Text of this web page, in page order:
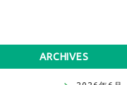
ARCHIVES